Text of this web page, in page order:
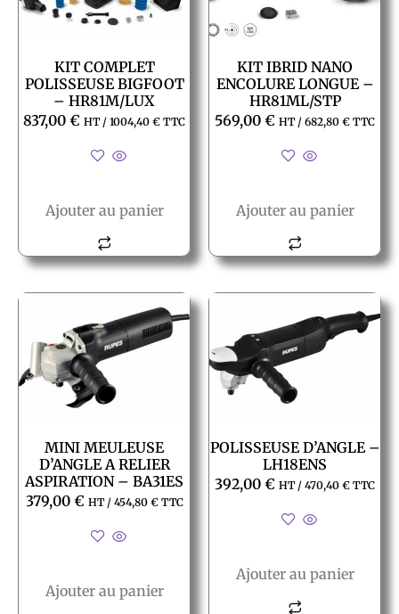
KIT COMPLET
POLISSEUSE BIGFOOT
– HR81M/LUX
837,00 € HT / 1004,40 € TTC
Ajouter au panier
KIT IBRID NANO
ENCOLURE LONGUE –
HR81ML/STP
569,00 € HT / 682,80 € TTC
Ajouter au panier
MINI MEULEUSE
D’ANGLE A RELIER
ASPIRATION – BA31ES
379,00 € HT / 454,80 €TTC
Ajouter au panier
POLISSEUSE D’ANGLE –
LH18ENS
392,00 € HT / 470,40 € TTC
Ajouter au panier